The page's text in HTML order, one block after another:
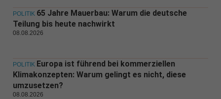
POLITIK 65 Jahre Mauerbau: Warum die deutsche
Teilung bis heute nachwirkt
08.08.2026
POLITIK Europa ist führend bei kommerziellen
Klimakonzepten: Warum gelingt es nicht, diese
umzusetzen?
08.08.2026